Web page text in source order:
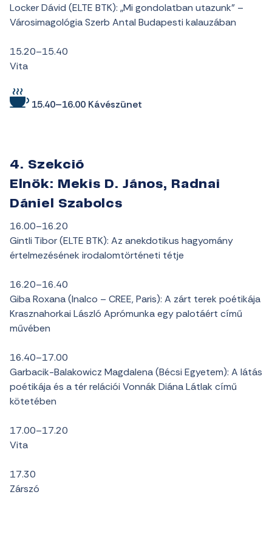
Locker Dávid (ELTE BTK): „Mi gondolatban utazunk” –
Városimagológia Szerb Antal Budapesti kalauzában
15.20–15.40
Vita
15.40–16.00 Kávészünet
4. Szekció
Elnök: Mekis D. János, Radnai
Dániel Szabolcs
16.00–16.20
Gintli Tibor (ELTE BTK): Az anekdotikus hagyomány
értelmezésének irodalomtörténeti tétje
16.20–16.40
Giba Roxana (Inalco – CREE, Paris): A zárt terek poétikája
Krasznahorkai László Aprómunka egy palotáért című
művében
16.40–17.00
Garbacik-Balakowicz Magdalena (Bécsi Egyetem): A látás
poétikája és a tér relációi Vonnák Diána Látlak című
kötetében
17.00–17.20
Vita
17.30
Zárszó